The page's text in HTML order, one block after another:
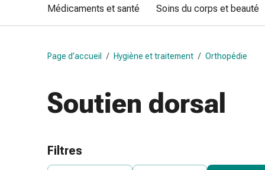
Pastilles
Médicaments
grippe
rhume
Maux
Médicaments et santé Soins du corps et beauté
Page d’accueil / Hygiène et traitement / Orthopédie
Soutien dorsal
Filtres